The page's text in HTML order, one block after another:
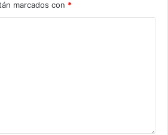
marcados con *